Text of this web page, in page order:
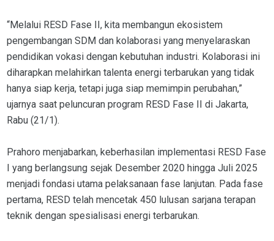
“Melalui RESD Fase II, kita membangun ekosistem
pengembangan SDM dan kolaborasi yang menyelaraskan
pendidikan vokasi dengan kebutuhan industri. Kolaborasi ini
diharapkan melahirkan talenta energi terbarukan yang tidak
hanya siap kerja, tetapi juga siap memimpin perubahan,”
ujarnya saat peluncuran program RESD Fase II di Jakarta,
Rabu (21/1).
Prahoro menjabarkan, keberhasilan implementasi RESD Fase
I yang berlangsung sejak Desember 2020 hingga Juli 2025
menjadi fondasi utama pelaksanaan fase lanjutan. Pada fase
pertama, RESD telah mencetak 450 lulusan sarjana terapan
teknik dengan spesialisasi energi terbarukan.